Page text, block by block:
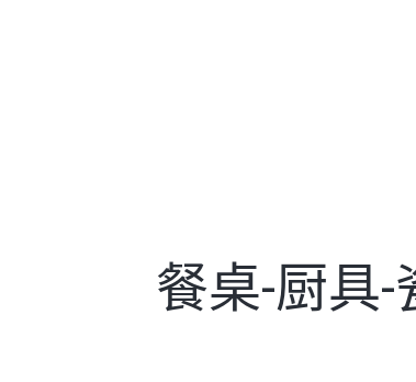
餐桌-厨具